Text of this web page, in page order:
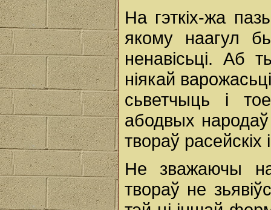
На гэткіх-жа
якому наагул
ненавісьці. Аб
ніякай
сьветчыць i
абодвых
твораў расейскіх
Не зважаючы
твораў не